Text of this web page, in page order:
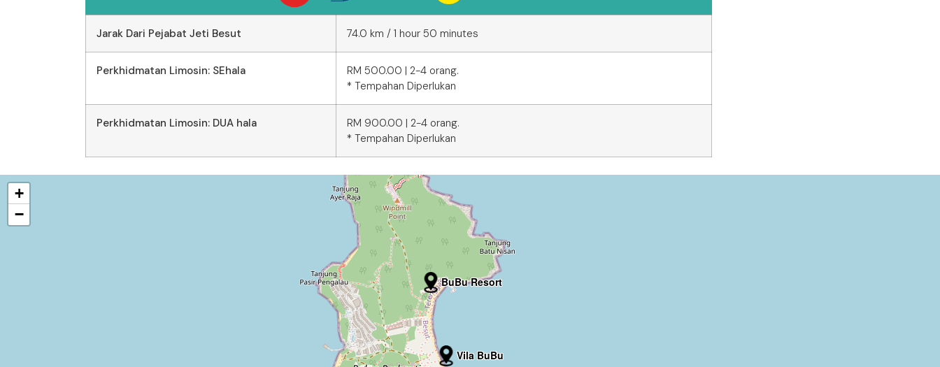
Jarak Dari Pejabat Jeti Besut 74.0 km / 1 hour 50 minutes
Perkhidmatan Limosin: SEhala
RM 500.00 | 2-4 orang.
* Tempahan Diperlukan
Perkhidmatan Limosin: DUA hala
RM 900.00 | 2-4 orang.
* Tempahan Diperlukan
BuBu Resort
Vila BuBu
+
−